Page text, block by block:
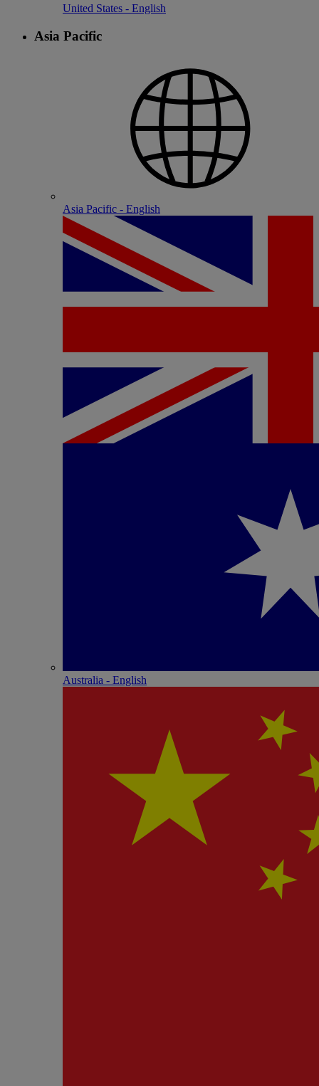
United States - English
Asia Pacific
Asia Pacific - English
Australia - English